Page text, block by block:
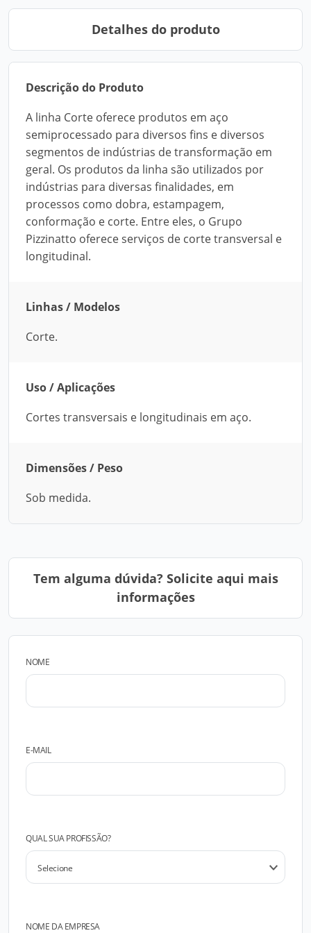
Detalhes do produto
Descrição do Produto
A linha Corte oferece produtos em aço
semiprocessado para diversos fins e diversos
segmentos de indústrias de transformação em
geral. Os produtos da linha são utilizados por
indústrias para diversas finalidades, em
processos como dobra, estampagem,
conformação e corte. Entre eles, o Grupo
Pizzinatto oferece serviços de corte transversal e
longitudinal.
Linhas / Modelos
Corte.
Uso / Aplicações
Cortes transversais e longitudinais em aço.
Dimensões / Peso
Sob medida.
Tem alguma dúvida? Solicite aqui mais
informações
NOME
E-MAIL
QUAL SUA PROFISSÃO?
NOME DA EMPRESA